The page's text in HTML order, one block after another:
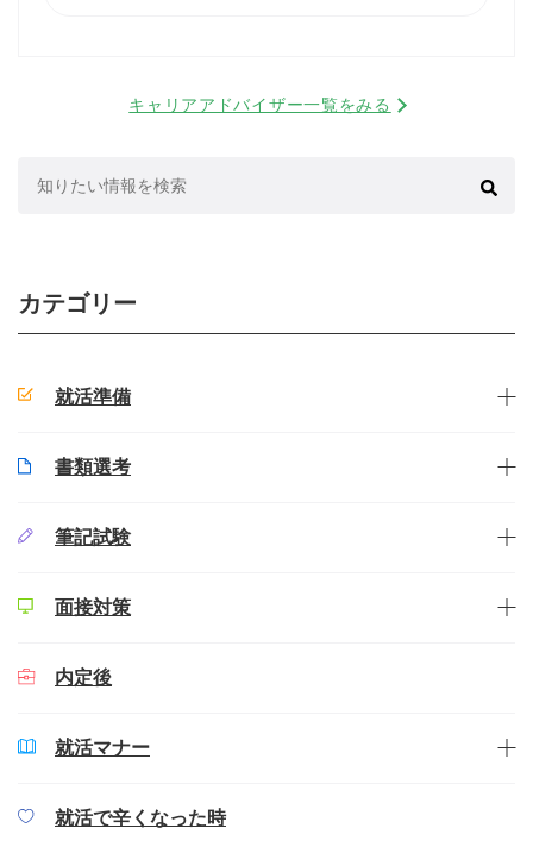
キャリアアドバイザー一覧をみる
カテゴリー
就活準備
書類選考
筆記試験
面接対策
内定後
就活マナー
就活で辛くなった時